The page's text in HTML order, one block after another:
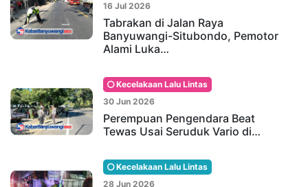
16 Jul 2026
Tabrakan di Jalan Raya
Banyuwangi-Situbondo, Pemotor
Alami Luka…
Kecelakaan Lalu Lintas
30 Jun 2026
Perempuan Pengendara Beat
Tewas Usai Seruduk Vario di…
Kecelakaan Lalu Lintas
28 Jun 2026